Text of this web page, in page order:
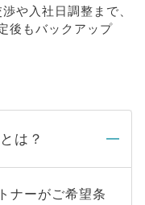
渉や入社日調整まで、
後もバックアップ
は？
ナーがご希望条